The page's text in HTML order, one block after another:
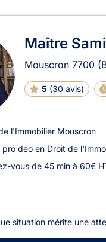
Maître
Mouscron 7700
5 (30 avis)
l'Immobilier Mouscron
deo en Droit de
vous de 45 min à 60€
situation mérite une